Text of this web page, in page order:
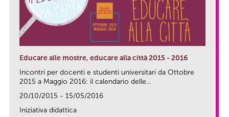
Educare alle mostre, educare alla città 2015 - 2016
Incontri per docenti e studenti universitari da Ottobre
2015 a Maggio 2016: il calendario delle...
20/10/2015 - 15/05/2016
Iniziativa didattica